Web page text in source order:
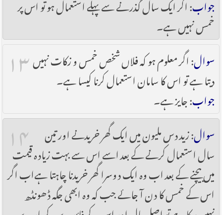
خمس نہیں ہے۔
۱۳ سوال: اگر معلوم ہو کہ فلاں شخص خمس و زکات نہیں
دیتا ہے تو اس کا سامان استعمال کرنا کیسا ہے۔
جواب: جایز ہے۔
۱۴ سوال: زید دس ملیون میں ایک گھر خریدنے اور تین
سال استعمال کرنے کے بعد اسے اس سے بہت زیادہ قیمت
میں بیچنے کے بعد اب وہ ایک دوسرا گھر خریدنا چاہتا ہےاب اگر
اس کے خمس کا دن آ جائے جب کہ وہ ابھی جگہ ڈھونڈھ